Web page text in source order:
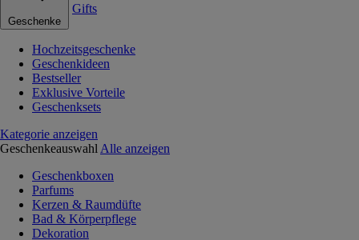
Geschenke
Gifts
Hochzeitsgeschenke
Geschenkideen
Bestseller
Exklusive Vorteile
Geschenksets
Kategorie anzeigen
Geschenkeauswahl Alle anzeigen
Geschenkboxen
Parfums
Kerzen & Raumdüfte
Bad & Körperpflege
Dekoration